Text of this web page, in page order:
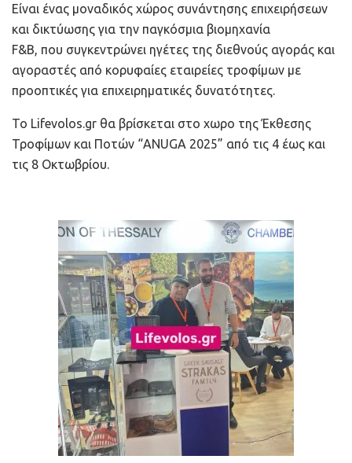
Είναι ένας μοναδικός χώρος συνάντησης επιχειρήσεων
και δικτύωσης για την παγκόσμια βιομηχανία
F&B, που συγκεντρώνει ηγέτες της διεθνούς αγοράς και
αγοραστές από κορυφαίες εταιρείες τροφίμων με
προοπτικές για επιχειρηματικές δυνατότητες.
Το Lifevolos.gr θα βρίσκεται στο χωρο της Έκθεσης
Τροφίμων και Ποτών “ANUGA 2025” από τις 4 έως και
τις 8 Οκτωβρίου.